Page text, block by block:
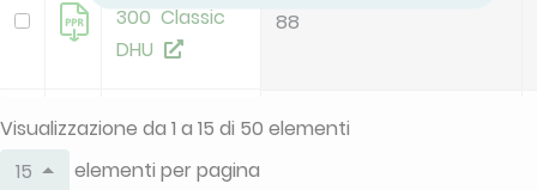
300 Classic
DHU
88
InspirAIR Side
Visualizzazione da 1 a 15 di 50 elementi
15
elementi per pagina